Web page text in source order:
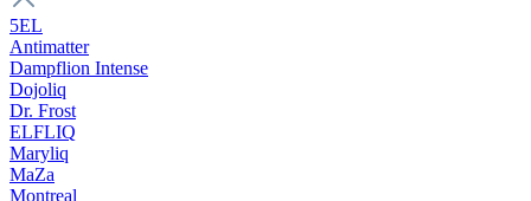
5EL
Antimatter
Dampflion Intense
Dojoliq
Dr. Frost
ELFLIQ
Maryliq
MaZa
Montreal